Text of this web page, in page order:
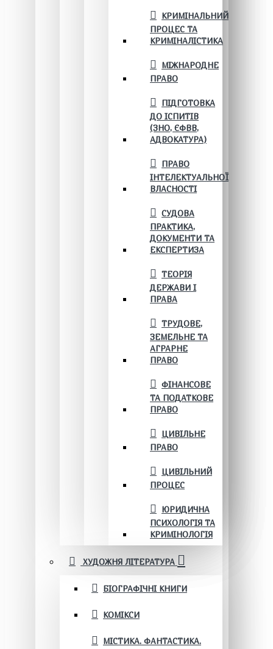
КРИМІНАЛЬНИЙ
ПРОЦЕС ТА
КРИМІНАЛІСТИКА
МІЖНАРОДНЕ
ПРАВО
ПІДГОТОВКА
ДО ІСПИТІВ
(ЗНО, ЄФВВ,
АДВОКАТУРА)
ПРАВО
ІНТЕЛЕКТУАЛЬНОЇ
ВЛАСНОСТІ
СУДОВА
ПРАКТИКА,
ДОКУМЕНТИ ТА
ЕКСПЕРТИЗА
ТЕОРІЯ
ДЕРЖАВИ І
ПРАВА
ТРУДОВЕ,
ЗЕМЕЛЬНЕ ТА
АГРАРНЕ
ПРАВО
ФІНАНСОВЕ
ТА ПОДАТКОВЕ
ПРАВО
ЦИВІЛЬНЕ
ПРАВО
ЦИВІЛЬНИЙ
ПРОЦЕС
ЮРИДИЧНА
ПСИХОЛОГІЯ ТА
КРИМІНОЛОГІЯ
ХУДОЖНЯ ЛІТЕРАТУРА
БІОГРАФІЧНІ КНИГИ
КОМІКСИ
МІСТИКА. ФАНТАСТИКА.